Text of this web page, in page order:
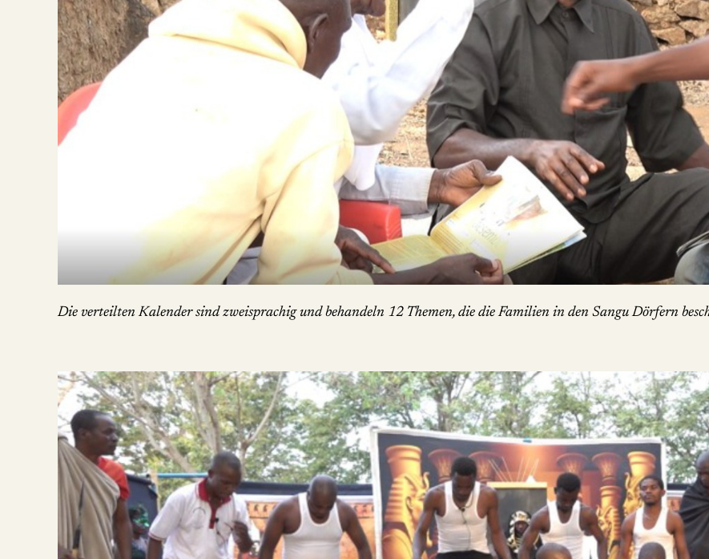
Die verteilten Kalender sind zweisprachig und behandeln 12 Themen, die die Familien in den Sangu Dörfern